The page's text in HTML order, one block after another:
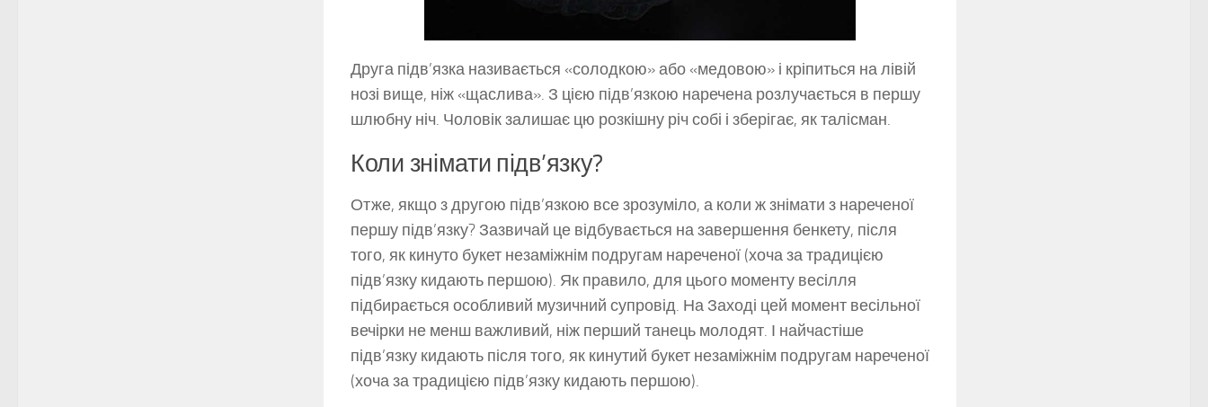
Друга підв’язка називається «солодкою» або «медовою» і кріпиться на лівій
нозі вище, ніж «щаслива». З цією підв’язкою наречена розлучається в першу
шлюбну ніч. Чоловік залишає цю розкішну річ собі і зберігає, як талісман.
Коли знімати підв’язку?
Отже, якщо з другою підв’язкою все зрозуміло, а коли ж знімати з нареченої
першу підв’язку? Зазвичай це відбувається на завершення бенкету, після
того, як кинуто букет незаміжнім подругам нареченої (хоча за традицією
підв’язку кидають першою). Як правило, для цього моменту весілля
підбирається особливий музичний супровід. На Заході цей момент весільної
вечірки не менш важливий, ніж перший танець молодят. І найчастіше
підв’язку кидають після того, як кинутий букет незаміжнім подругам нареченої
(хоча за традицією підв’язку кидають першою).